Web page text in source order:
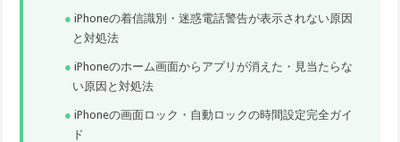
iPhoneの着信識別・迷惑電話警告が表示されない原因
と対処法
iPhoneのホーム画面からアプリが消えた・見当たらな
い原因と対処法
iPhoneの画面ロック・自動ロックの時間設定完全ガイ
ド